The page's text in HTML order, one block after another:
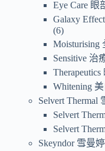
Eye Care 眼
Galaxy
6
Moisturising
Sensitive 治
Whitening
Selvert Thermal
Selvert
Selvert
Skeyndor 雪曼婷